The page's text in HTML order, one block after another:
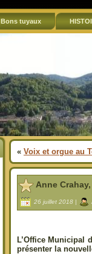
Bons tuyaux
« Voix et orgue au
Anne
26 juillet 2018 |
L’Office Municipal
présenter la